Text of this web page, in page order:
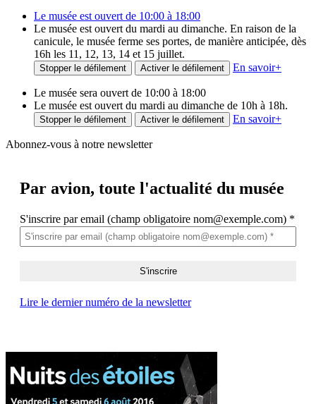
Le musée est ouvert de 10:00 à 18:00
Le musée est ouvert du mardi au dimanche. En raison de la
canicule, le musée ferme ses portes, de manière anticipée, dès
16h les 11, 12, 13, 14 et 15 juillet.
Stopper le défilement Activer le défilement En savoir+
Le musée sera ouvert de 10:00 à 18:00
Le musée est ouvert du mardi au dimanche de 10h à 18h.
Stopper le défilement Activer le défilement En savoir+
Abonnez-vous à notre newsletter
Par avion, toute l'actualité du musée
S'inscrire par email (champ obligatoire nom@exemple.com) *
Lire le dernier numéro de la newsletter